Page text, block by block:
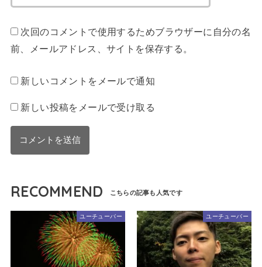
次回のコメントで使用するためブラウザーに自分の名
前、メールアドレス、サイトを保存する。
新しいコメントをメールで通知
新しい投稿をメールで受け取る
RECOMMEND
ユーチューバー ユーチューバー